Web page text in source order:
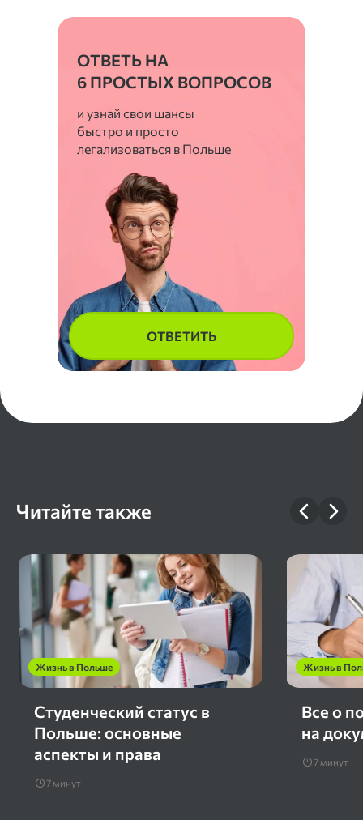
ОТВЕТЬ НА
6 ПРОСТЫХ ВОПРОСОВ
и узнай свои шансы
быстро и просто
легализоваться в Польше
ОТВЕТИТЬ
Читайте также
Жизнь в Польше
Студенческий статус в
Польше: основные
аспекты и права
7 минут
Жизнь в
Все о
на
7 минут